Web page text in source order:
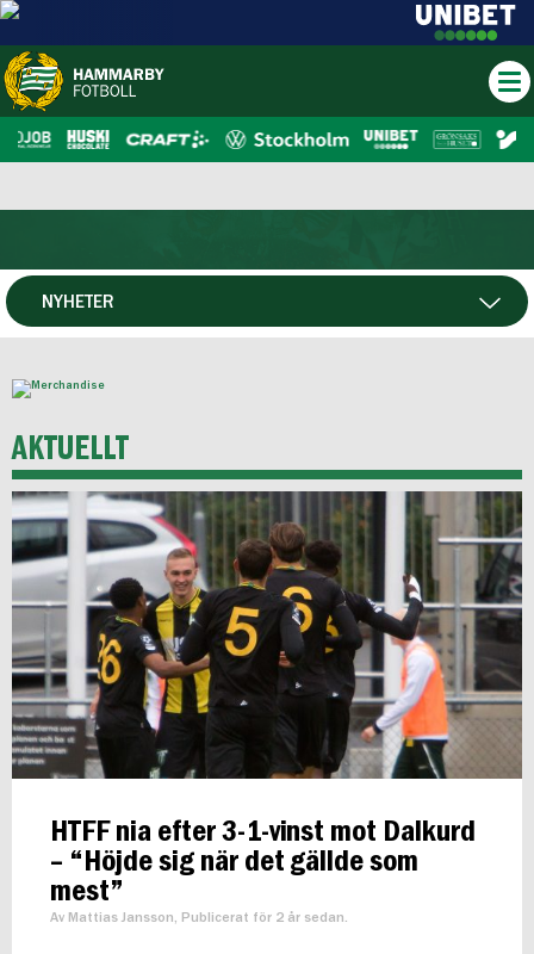
NYHETER
AKTUELLT
HTFF nia efter 3-1-vinst mot Dalkurd
– “Höjde sig när det gällde som
mest”
Av Mattias Jansson, Publicerat för 2 år sedan.